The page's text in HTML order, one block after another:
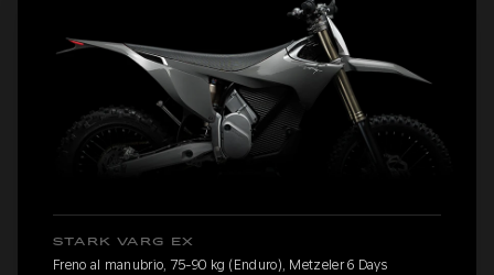
STARK VARG EX
Freno al manubrio, 75-90 kg (Enduro), Metzeler 6 Days